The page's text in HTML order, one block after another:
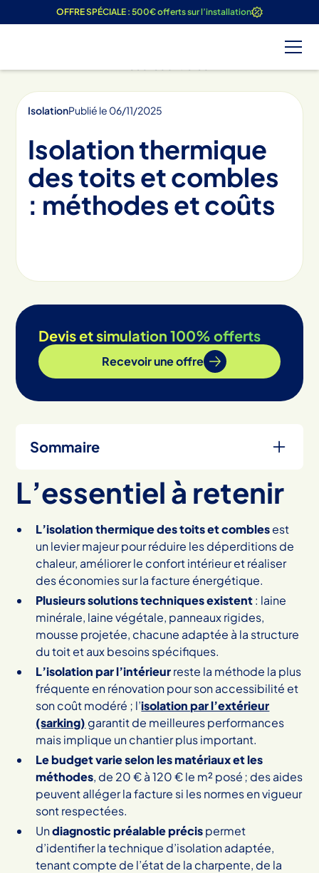
OFFRE SPÉCIALE : 500€ offerts sur l’installation
IsolationPublié le 06/11/2025
Isolation thermique
des toits et combles
: méthodes et coûts
Sommaire
Heading 2
L’essentiel à retenir
L’isolation thermique des toits et comblesest
un levier majeur pour réduire les déperditions de
chaleur, améliorer le confort intérieur et réaliser
des économies sur la facture énergétique.
Plusieurs solutions techniques existent: laine
minérale, laine végétale, panneaux rigides,
mousse projetée, chacune adaptée à la structure
du toit et aux besoins spécifiques.
L’isolation par l’intérieurreste la méthode la plus
fréquente en rénovation pour son accessibilité et
son coût modéré ; l’isolation par l’extérieur
(sarking)garantit de meilleures performances
mais implique un chantier plus important.
Le budget varie selon les matériaux et les
méthodes, de 20 € à 120 € le m² posé ; des aides
peuvent alléger la facture si les normes en vigueur
sont respectées.
Undiagnostic préalable précispermet
d’identifier la technique d’isolation adaptée,
tenant compte de l’état de la charpente, de la
Devis et simulation 100% offerts
Recevoir une offre